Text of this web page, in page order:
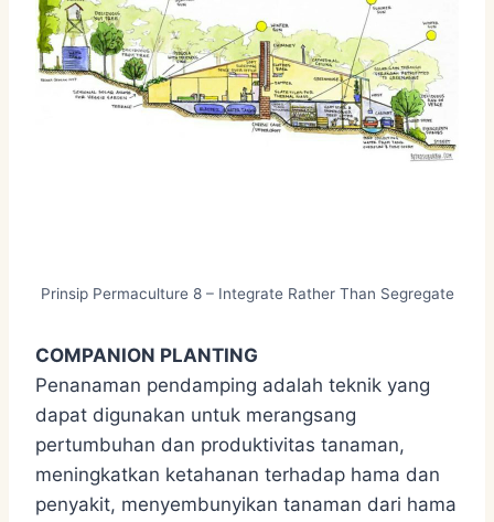
Prinsip Permaculture 8 – Integrate Rather Than Segregate
COMPANION PLANTING
Penanaman pendamping adalah teknik yang
dapat digunakan untuk merangsang
pertumbuhan dan produktivitas tanaman,
meningkatkan ketahanan terhadap hama dan
penyakit, menyembunyikan tanaman dari hama